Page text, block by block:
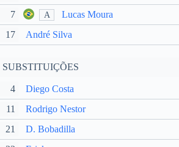
7 A Lucas Moura
17 André Silva
SUBSTITUIÇÕES
4 Diego Costa
11 Rodrigo Nestor
21 D. Bobadilla